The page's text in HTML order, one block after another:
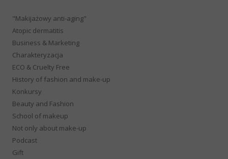
"Makijażowy anti-aging"
Atopic dermatitis
Business & Marketing
Charakteryzacja
ECO & Cruelty Free
History of fashion and make-up
Konkursy
Beauty and Fashion
School of makeup
Not only about make-up
Podcast
Gift